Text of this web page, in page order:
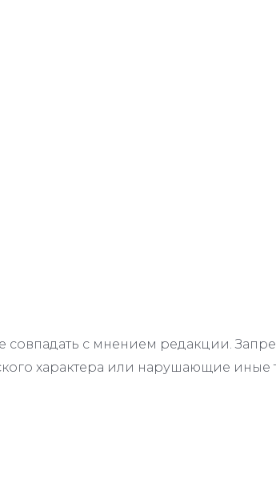
с мнением редакции.
характера или нарушающие иные